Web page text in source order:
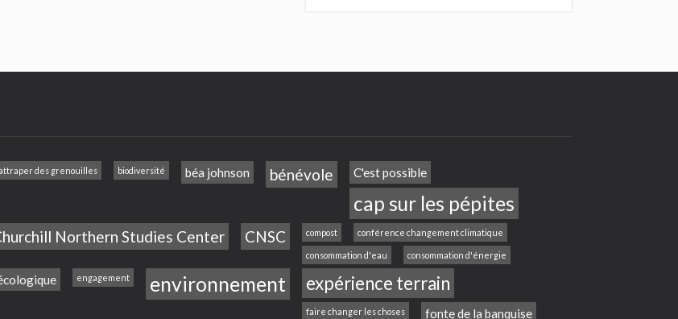
des grenouilles biodiversité béa johnson bénévole C'est possible
cap sur les pépites
Northern Studies Center CNSC compost conférence changement climatique
consommation d'eau consommation d'énergie
engagement environnement expérience terrain
faire changer les choses fonte de la banquise